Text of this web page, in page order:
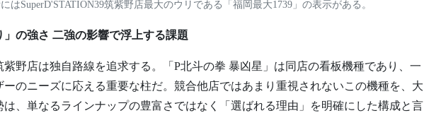
はSuperD'STATION39筑紫野店最大のウリである「福岡最大1739」の表示がある。
の強さ 二強の影響で浮上する課題
野店は独自路線を追求する。「P北斗の拳 暴凶星」は同店の看板機種であり、一
のニーズに応える重要な柱だ。競合他店ではあまり重視されないこの機種を、大
は、単なるラインナップの豊富さではなく「選ばれる理由」を明確にした構成と言